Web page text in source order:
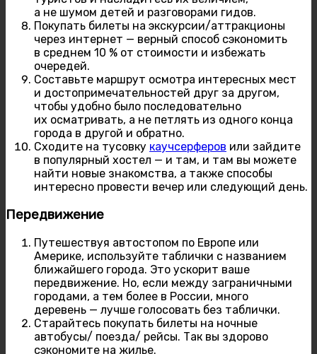
а не шумом детей и разговорами гидов.
Покупать билеты на экскурсии/аттракционы
через интернет — верный способ сэкономить
в среднем 10 % от стоимости и избежать
очередей.
Составьте маршрут осмотра интересных мест
и достопримечательностей друг за другом,
чтобы удобно было последовательно
их осматривать, а не петлять из одного конца
города в другой и обратно.
Сходите на тусовку каучсерферов или зайдите
в популярный хостел — и там, и там вы можете
найти новые знакомства, а также способы
интересно провести вечер или следующий день.
Передвижение
Путешествуя автостопом по Европе или
Америке, используйте таблички с названием
ближайшего города. Это ускорит ваше
передвижение. Но, если между заграничными
городами, а тем более в России, много
деревень — лучше голосовать без таблички.
Старайтесь покупать билеты на ночные
автобусы/ поезда/ рейсы. Так вы здорово
сэкономите на жилье.